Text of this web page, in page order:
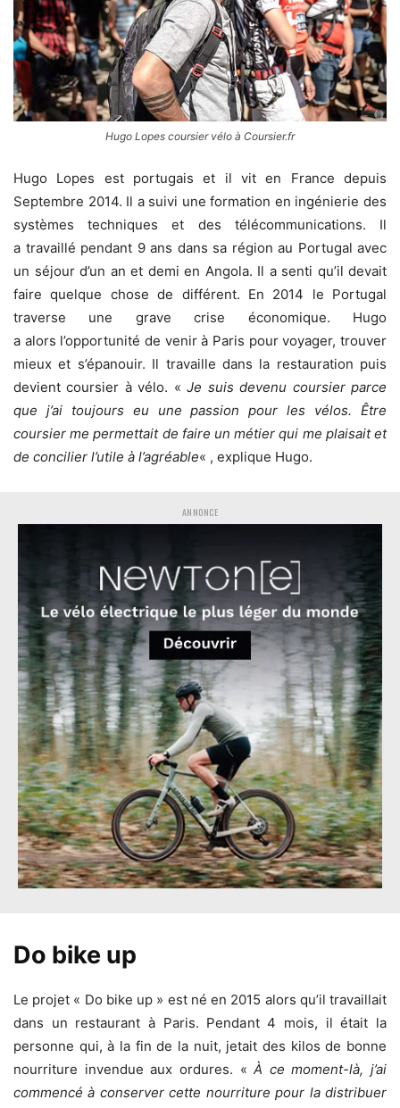
Hugo Lopes coursier vélo à Coursier.fr
Hugo Lopes est portugais et il vit en France depuis
Septembre 2014. Il a suivi une formation en ingénierie des
systèmes techniques et des télécommunications. Il
a travaillé pendant 9 ans dans sa région au Portugal avec
un séjour d’un an et demi en Angola. Il a senti qu’il devait
faire quelque chose de différent. En 2014 le Portugal
traverse une grave crise économique. Hugo
a alors l’opportunité de venir à Paris pour voyager, trouver
mieux et s’épanouir. Il travaille dans la restauration puis
devient coursier à vélo. «Je suis devenu coursier parce
que j’ai toujours eu une passion pour les vélos. Être
coursier me permettait de faire un métier qui me plaisait et
de concilier l’utile à l’agréable« , explique Hugo.
ANNONCE
Do bike up
Le projet « Do bike up » est né en 2015 alors qu’il travaillait
dans un restaurant à Paris. Pendant 4 mois, il était la
personne qui, à la fin de la nuit, jetait des kilos de bonne
nourriture invendue aux ordures. «À ce moment-là, j’ai
commencé à conserver cette nourriture pour la distribuer